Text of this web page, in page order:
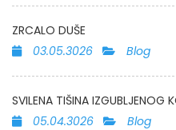
ZRCALO DUŠE
03.05.3026
Blog
SVILENA TIŠINA IZGUBLJENOG
05.04.3026
Blog